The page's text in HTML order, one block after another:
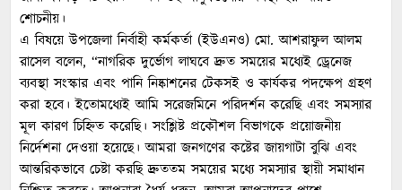
শোচনীয়।
এ বিষয়ে উপজেলা নির্বাহী কর্মকর্তা (ইউএনও) মো. আশরাফুল আলম
রাসেল বলেন, “নাগরিক দুর্ভোগ লাঘবে দ্রুত সময়ের মধ্যেই ড্রেনেজ
ব্যবস্থা সংস্কার এবং পানি নিষ্কাশনের টেকসই ও কার্যকর পদক্ষেপ গ্রহণ
করা হবে। ইতোমধ্যেই আমি সরেজমিনে পরিদর্শন করেছি এবং সমস্যার
মূল কারণ চিহ্নিত করেছি। সংশ্লিষ্ট প্রকৌশল বিভাগকে প্রয়োজনীয়
নির্দেশনা দেওয়া হয়েছে। আমরা জনগণের কষ্টের জায়গাটা বুঝি এবং
আন্তরিকভাবে চেষ্টা করছি দ্রুততম সময়ের মধ্যে সমস্যার স্থায়ী সমাধান